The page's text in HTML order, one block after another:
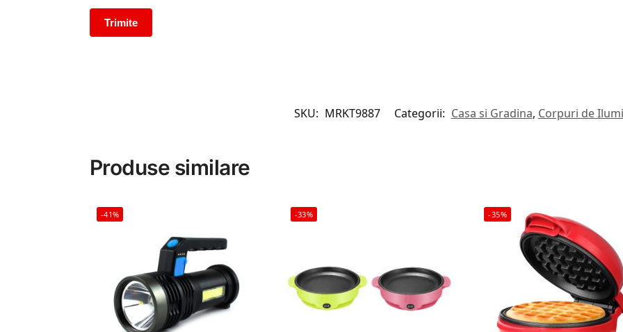
SKU: MRKT9887 Categorii: Casa si Gradina, Corpuri de
Produse similare
-41% -33% -35%